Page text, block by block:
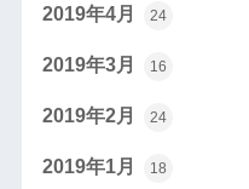
2019年4月 24
2019年3月 16
2019年2月 24
2019年1月 18